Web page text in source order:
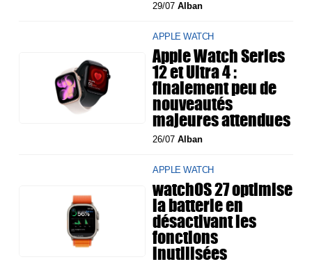
29/07Alban
APPLE WATCH
Apple Watch Series
12 et Ultra 4 :
finalement peu de
nouveautés
majeures attendues
26/07Alban
APPLE WATCH
watchOS 27 optimise
la batterie en
désactivant les
fonctions
inutilisées